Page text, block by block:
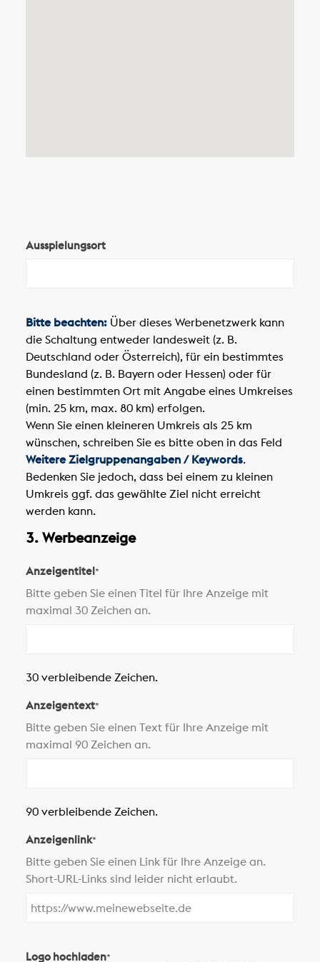
Ausspielungsort
Bitte beachten:Über dieses Werbenetzwerk kann
die Schaltung entweder landesweit (z. B.
Deutschland oder Österreich), für ein bestimmtes
Bundesland (z. B. Bayern oder Hessen) oder für
einen bestimmten Ort mit Angabe eines Umkreises
(min. 25 km, max. 80 km) erfolgen.
Wenn Sie einen kleineren Umkreis als 25 km
wünschen, schreiben Sie es bitte oben in das Feld
Weitere Zielgruppenangaben / Keywords.
Bedenken Sie jedoch, dass bei einem zu kleinen
Umkreis ggf. das gewählte Ziel nicht erreicht
werden kann.
3. Werbeanzeige
Anzeigentitel*
Bitte geben Sie einen Titel für Ihre Anzeige mit
maximal 30 Zeichen an.
30 verbleibende Zeichen.
Anzeigentext*
Bitte geben Sie einen Text für Ihre Anzeige mit
maximal 90 Zeichen an.
90 verbleibende Zeichen.
Anzeigenlink*
Bitte geben Sie einen Link für Ihre Anzeige an.
Short-URL-Links sind leider nicht erlaubt.
Logo hochladen*